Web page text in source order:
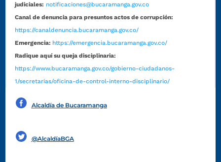
judiciales: notificaciones@bucaramanga.gov.co
Canal de denuncia para presuntos actos de corrupción:
https://canaldenuncia.bucaramanga.gov.co/
Emergencia: https://emergencia.bucaramanga.gov.co/
Radique aquí su queja disciplinaria:
https://www.bucaramanga.gov.co/gobierno-ciudadanos-
1/secretarias/oficina-de-control-interno-disciplinario/
Alcaldía de Bucaramanga
@AlcaldíaBGA